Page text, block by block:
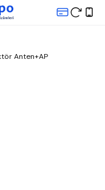
Anten+AP